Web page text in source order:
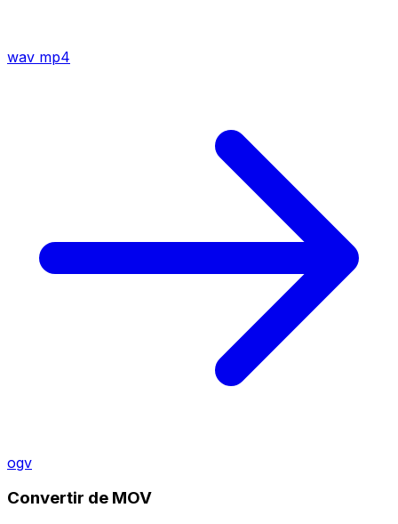
wav mp4
ogv
Convertir de MOV